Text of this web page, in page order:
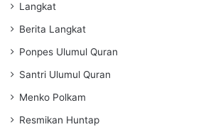
Langkat
Berita Langkat
Ponpes Ulumul Quran
Santri Ulumul Quran
Menko Polkam
Resmikan Huntap